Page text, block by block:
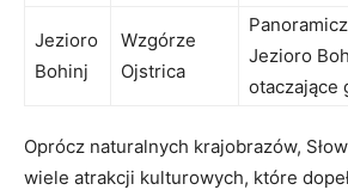
Jezioro
Bohinj
Wzgórze
Ojstrica
Jezioro
otaczające
Oprócz naturalnych krajobrazów,
wiele atrakcji kulturowych, ⁣które